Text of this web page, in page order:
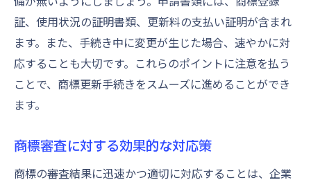
証、使用状況の証明書類、更新料の支払い証明が含まれ
ます。また、手続き中に変更が生じた場合、速やかに対
応することも大切です。これらのポイントに注意を払う
ことで、商標更新手続きをスムーズに進めることができ
ます。
商標審査に対する効果的な対応策
商標の審査結果に迅速かつ適切に対応することは、企業